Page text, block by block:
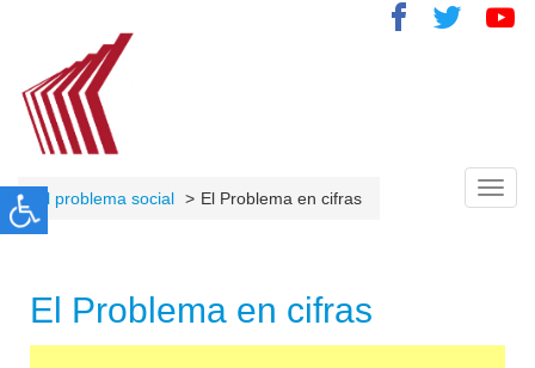
El problema social El Problema en cifras
El Problema en cifras